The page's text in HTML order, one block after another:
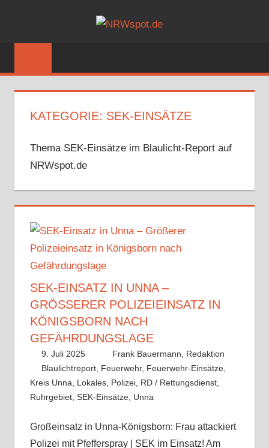
springen
Bewegendes
NRWspot.de
KATEGORIE: SEK-EINSÄTZE
Thema SEK-Einsätze im Blaulicht-Report auf
NRWspot.de
SEK-EINSATZ IN UNNA –
GRÖSSERER POLIZEIEINSATZ IN K
ÖNIGSBORN NACH G
EFÄHRDUNGSLAGE
9. Juli 2025
Frank Bauermann, Redaktion
Blaulichtreport Feuerwehr, Feuerwehr-Einsätze
Kreis Unna
Lokales, Polizei, RD / Rettungsdienst,
Ruhrgebiet, SEK-Einsätze, Unna
Großeinsatz in Unna-Königsborn: Frau attackiert
Polizei mit Pfefferspray | SEK im Einsatz! Am